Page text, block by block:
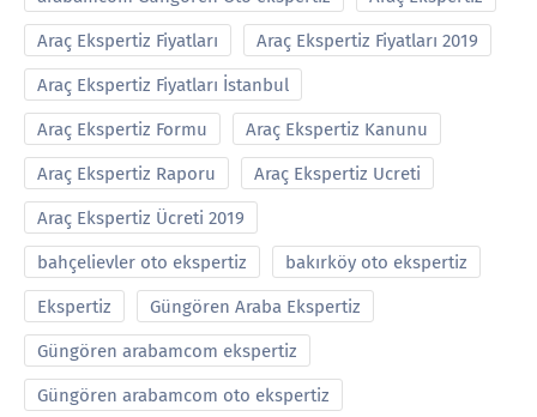
Araç Ekspertiz Fiyatları Araç Ekspertiz Fiyatları 2019
Araç Ekspertiz Fiyatları İstanbul
Araç Ekspertiz Formu Araç Ekspertiz Kanunu
Araç Ekspertiz Raporu Araç Ekspertiz Ucreti
Araç Ekspertiz Ücreti 2019
bahçelievler oto ekspertiz bakırköy oto ekspertiz
Ekspertiz Güngören Araba Ekspertiz
Güngören arabamcom ekspertiz
Güngören arabamcom oto ekspertiz